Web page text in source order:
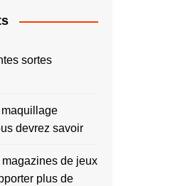
sortes
maquillage
devrez savoir
magazines de jeux
plus de